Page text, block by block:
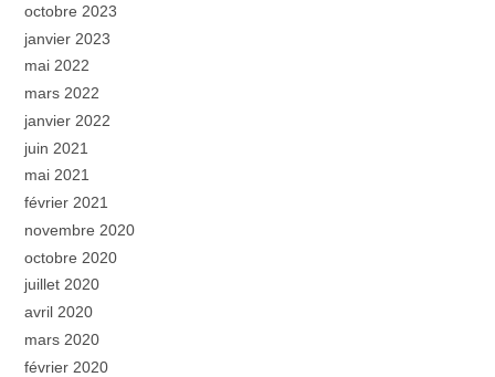
octobre 2023
janvier 2023
mai 2022
mars 2022
janvier 2022
juin 2021
mai 2021
février 2021
novembre 2020
octobre 2020
juillet 2020
avril 2020
mars 2020
février 2020